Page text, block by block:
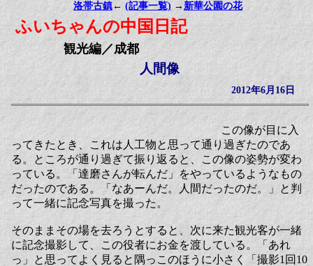
洛帯古鎮 ← (記事一覧) → 新華公園の花
ふいちゃんの中国日記
観光編／成都
人間像
2012年6月16日
この像が目に入
ってきたとき、これは人工物と思って通り過ぎたのであ
る。ところが通り過ぎて振り返ると、この像の姿勢が変わ
っている。「達磨さんが転んだ」をやっているようなもの
だったのである。「なあーんだ。人間だったのだ。」と判
って一緒に記念写真を撮った。
そのままその場を去ろうとすると、次に来た観光客が一緒
に記念撮影して、この役者にお金を渡している。「あれ
っ」と思ってよく見ると隅っこのほうに小さく「撮影1回10